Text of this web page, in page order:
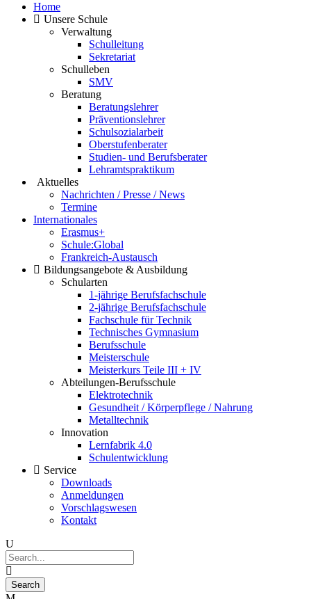
Home
Unsere Schule
Verwaltung
Schulleitung
Sekretariat
Schulleben
SMV
Beratung
Beratungslehrer
Präventionslehrer
Schulsozialarbeit
Oberstufenberater
Studien- und Berufsberater
Lehramtspraktikum
Aktuelles
Nachrichten / Presse / News
Termine
Internationales
Erasmus+
Schule:Global
Frankreich-Austausch
Bildungsangebote & Ausbildung
Schularten
1-jährige Berufsfachschule
2-jährige Berufsfachschule
Fachschule für Technik
Technisches Gymnasium
Berufsschule
Meisterschule
Meisterkurs Teile III + IV
Abteilungen-Berufsschule
Elektrotechnik
Gesundheit / Körperpflege / Nahrung
Metalltechnik
Innovation
Lernfabrik 4.0
Schulentwicklung
Service
Downloads
Anmeldungen
Vorschlagswesen
Kontakt